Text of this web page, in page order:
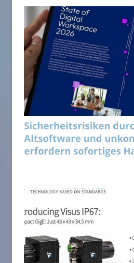
Sicherheitsrisiken
Altsoftware und
erfordern sofortiges